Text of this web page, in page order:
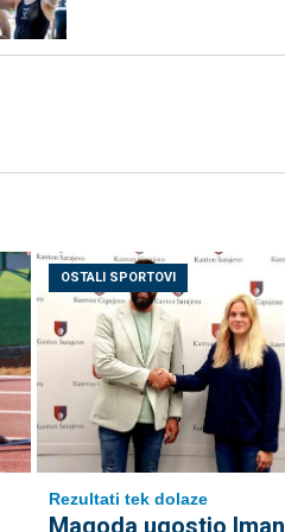
OSTALI SPORTOVI
Rezultati tek dolaze